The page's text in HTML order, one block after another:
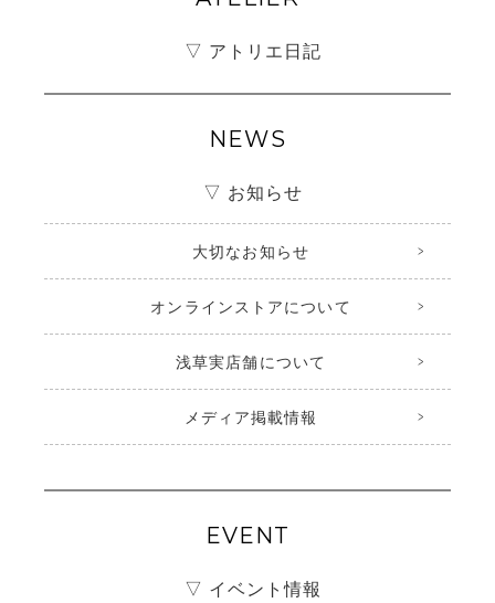
▽ アトリエ日記
NEWS
▽ お知らせ
大切なお知らせ
オンラインストアについて
浅草実店舗について
メディア掲載情報
EVENT
▽ イベント情報